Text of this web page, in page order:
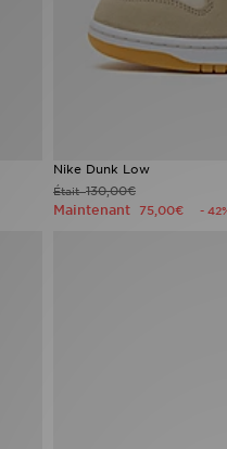
Nike Dunk Low
Était130,00€
Maintenant 75,00€ -